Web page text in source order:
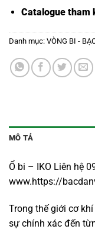
Catalogue tham
Danh mục: VÒNG BI -
MÔ TẢ
Ổ bi – IKO Liên hệ
www.https://
Trong thế giới cơ
sự chính xác đến